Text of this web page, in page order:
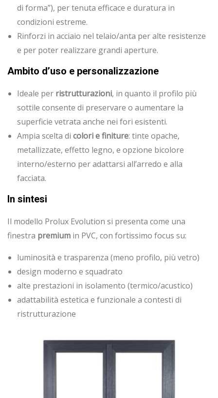
di forma”), per tenuta efficace e duratura in
condizioni estreme.
Rinforzi in acciaio nel telaio/anta per alte resistenze
e per poter realizzare grandi aperture.
Ambito d’uso e personalizzazione
Ideale per ristrutturazioni, in quanto il profilo più
sottile consente di preservare o aumentare la
superficie vetrata anche nei fori esistenti.
Ampia scelta di colori e finiture: tinte opache,
metallizzate, effetto legno, e opzione bicolore
interno/esterno per adattarsi all’arredo e alla
facciata.
In sintesi
Il modello Prolux Evolution si presenta come una
finestra premium in PVC, con fortissimo focus su:
luminosità e trasparenza (meno profilo, più vetro)
design moderno e squadrato
alte prestazioni in isolamento (termico/acustico)
adattabilità estetica e funzionale a contesti di
ristrutturazione